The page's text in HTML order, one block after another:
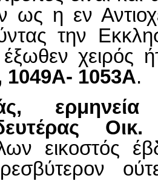
ως η εν
την
χειρός
1049A- 1053A.
εικοστός